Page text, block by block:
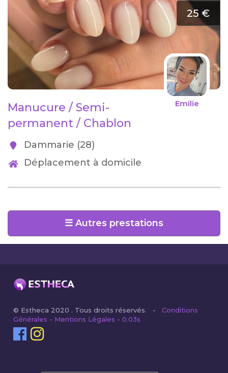
25 €
Emilie
Manucure / Semi-
permanent / Chablon
Dammarie (28)
Déplacement à domicile
☰ Autres prestations
© Estheca 2020 . Tous droits réservés. -Conditions
Générales - Mentions Légales - 0.03s